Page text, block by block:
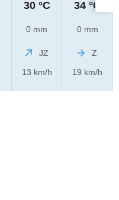
30 °C
0 mm
JZ
13 km/h
34 °C
0 mm
Z
19 km/h